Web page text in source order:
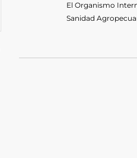
El Organismo
Sanidad